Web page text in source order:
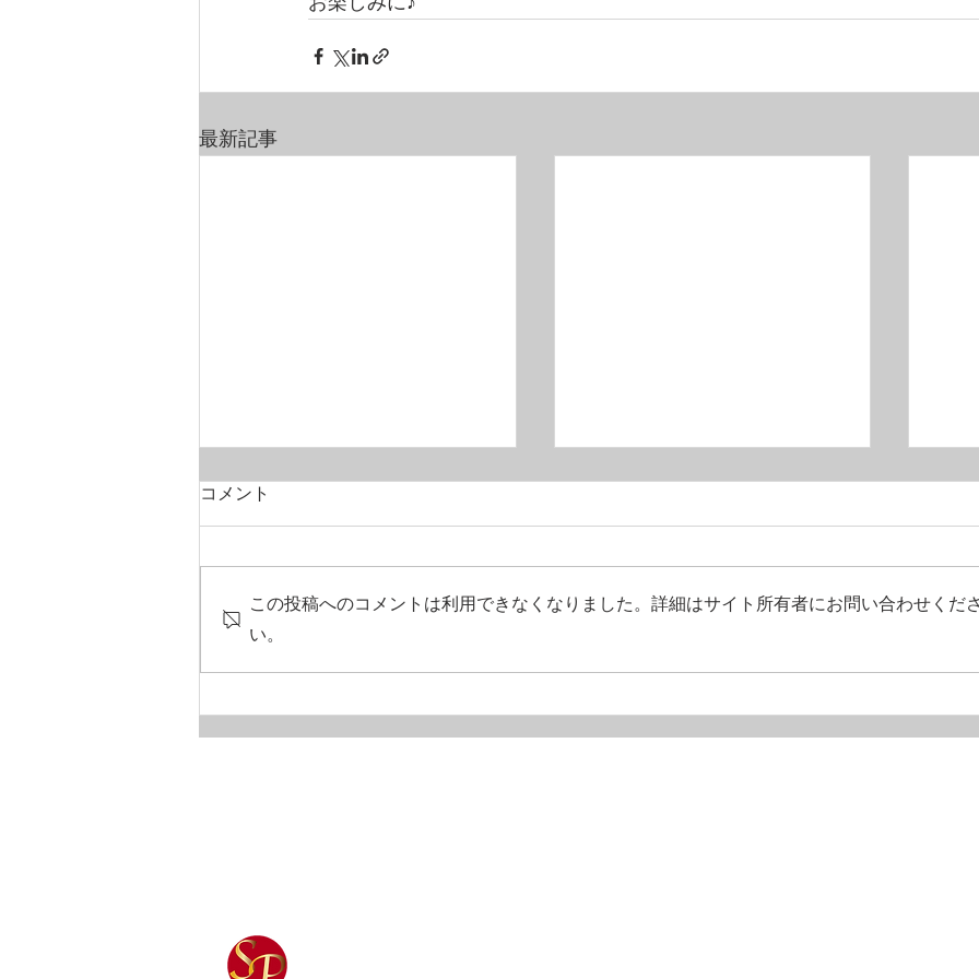
最新記事
戦う選択をするな！
コメント
この投稿へのコメントは利用できなくなりました。詳細はサイト所有者にお問い合わせくださ
い。